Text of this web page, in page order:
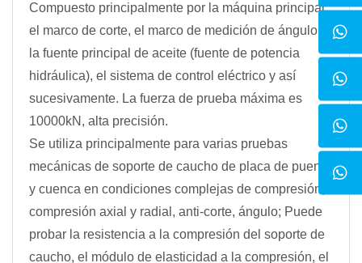
Compuesto principalmente por la máquina principal,
el marco de corte, el marco de medición de ángulo,
la fuente principal de aceite (fuente de potencia
hidráulica), el sistema de control eléctrico y así
sucesivamente. La fuerza de prueba máxima es
10000kN, alta precisión.
Se utiliza principalmente para varias pruebas
mecánicas de soporte de caucho de placa de puente
y cuenca en condiciones complejas de compresión,
compresión axial y radial, anti-corte, ángulo; Puede
probar la resistencia a la compresión del soporte de
caucho, el módulo de elasticidad a la compresión, el